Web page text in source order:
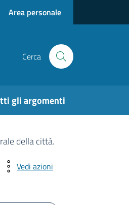
Area personale
Cerca
gli argomenti
della città.
Vedi azioni